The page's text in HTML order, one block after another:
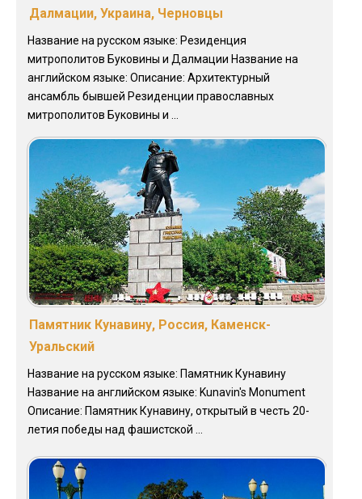
Далмации, Украина, Черновцы
Название на русском языке: Резиденция
митрополитов Буковины и Далмации Название на
английском языке: Описание: Архитектурный
ансамбль бывшей Резиденции православных
митрополитов Буковины и ...
Памятник Кунавину, Россия, Каменск-
Уральский
Название на русском языке: Памятник Кунавину
Название на английском языке: Kunavin's Monument
Описание: Памятник Кунавину, открытый в честь 20-
летия победы над фашистской ...